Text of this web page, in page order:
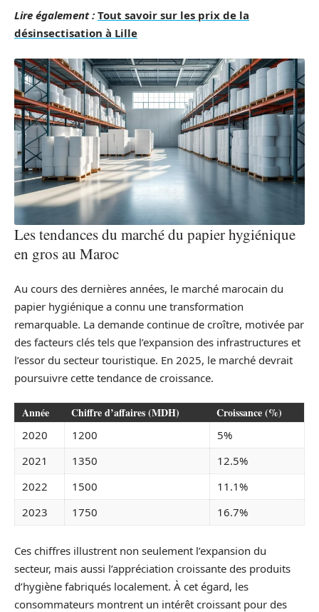
Lire également : Tout savoir sur les prix de la
désinsectisation à Lille
Les tendances du marché du papier hygiénique
en gros au Maroc
Au cours des dernières années, le marché marocain du
papier hygiénique a connu une transformation
remarquable. La demande continue de croître, motivée par
des facteurs clés tels que l’expansion des infrastructures et
l’essor du secteur touristique. En 2025, le marché devrait
poursuivre cette tendance de croissance.
Année Chiffre d’affaires (MDH) Croissance (%)
2020 1200
5%
2021
1350
12.5%
2022
1500
11.1%
2023
1750 16.7%
Ces chiffres illustrent non seulement l’expansion du
secteur, mais aussi l’appréciation croissante des produits
d’hygiène fabriqués localement. À cet égard, les
consommateurs montrent un intérêt croissant pour des